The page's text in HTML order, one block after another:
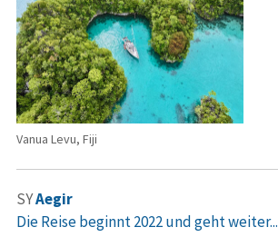
Vanua Levu, Fiji
SYAegir
Die Reise beginnt 2022 und geht weiter...